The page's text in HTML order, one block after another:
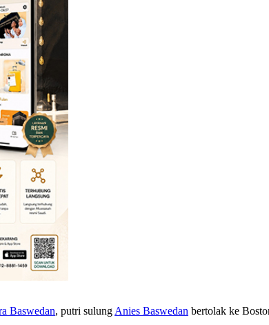
Baswedan, putri sulung Anies Baswedan bertolak ke